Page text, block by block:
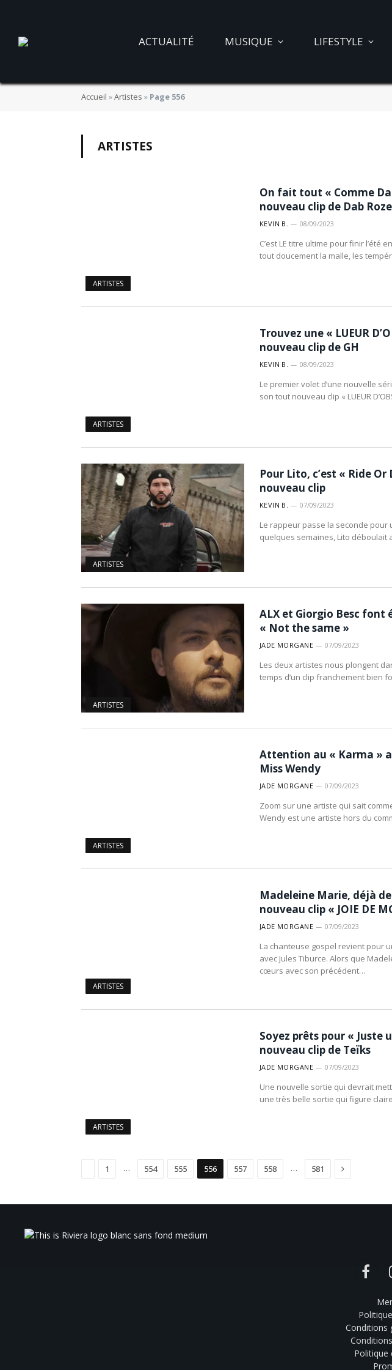
ACTUALITÉ MUSIQUE LIFESTYLE
Accueil »Artistes » Page 556
ARTISTES
ARTISTES
On fait tout « Comme
nouveau clip de Dab
KEVIN B. 08/09/2023
C’est LE titre ultime pour finir l’été
tout doucement la malle, les
ARTISTES
Trouvez une « LUEUR
nouveau clip de GH
KEVIN B. 08/09/2023
Le premier volet d’une nouvelle
son tout nouveau clip « LUEUR
ARTISTES
Pour Lito, c’est « Ride Or
nouveau clip
KEVIN B. 07/09/2023
Le rappeur passe la seconde pour
quelques semaines, Lito déboulait
ARTISTES
ALX et Giorgio Besc font
« Not the same »
JADE MORGANE 07/09/2023
Les deux artistes nous plongent
temps d’un clip franchement bien
ARTISTES
Attention au « Karma »
Miss Wendy
JADE MORGANE 07/09/2023
Zoom sur une artiste qui sait
Wendy est une artiste hors du
ARTISTES
Madeleine Marie, déjà
nouveau clip « JOIE DE
JADE MORGANE 07/09/2023
La chanteuse gospel revient pour
avec Jules Tiburce. Alors que
cœurs avec son précédent…
ARTISTES
Soyez prêts pour « Juste
nouveau clip de Teïks
JADE MORGANE 07/09/2023
Une nouvelle sortie qui devrait
une très belle sortie qui figure
Précédent
1 … 554 555 556 557 558 … 581 Suivant
Conditions
Politique